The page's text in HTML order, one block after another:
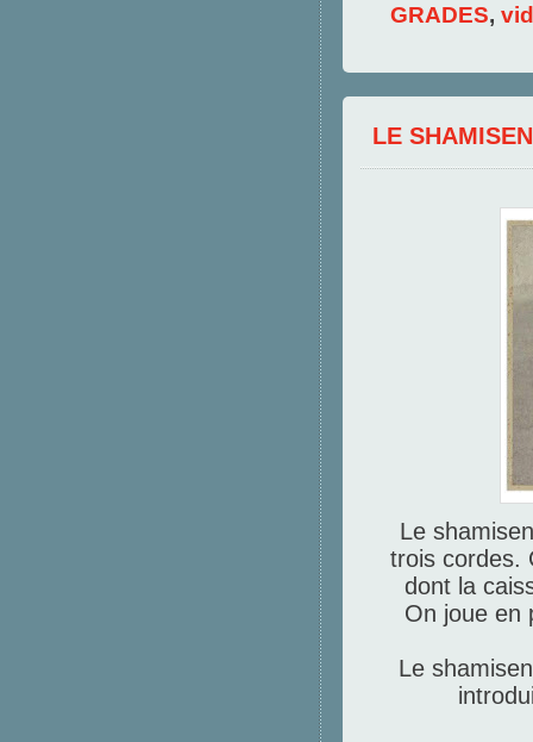
GRADES,
LE SHAMISEN
Le
trois cordes.
dont la
On joue en
Le